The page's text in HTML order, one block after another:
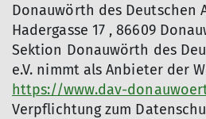
Donauwörth des Deutschen
Hadergasse 17 , 86609
Sektion Donauwörth des
e.V. nimmt als Anbieter der
https://www.dav-
Verpflichtung zum